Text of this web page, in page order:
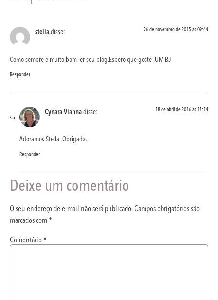
stelladisse: 26 de novembro de 2015 às 09:44
Como sempre é muito bom ler seu blog.Espero que goste .UM BJ
Responder
Cynara Viannadisse: 18 de abril de 2016 às 11:14
Adoramos Stella. Obrigada.
Responder
Deixe um comentário
O seu endereço de e-mail não será publicado.Campos obrigatórios são
marcados com*
Comentário*